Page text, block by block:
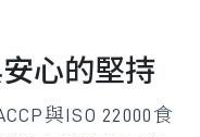
心的堅持
與ISO 22000食